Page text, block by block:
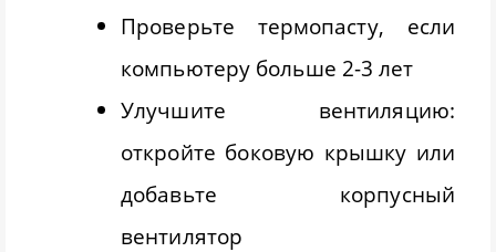
Проверьте термопасту, если
компьютеру больше 2-3 лет
Улучшите вентиляцию:
откройте боковую крышку или
добавьте корпусный
вентилятор